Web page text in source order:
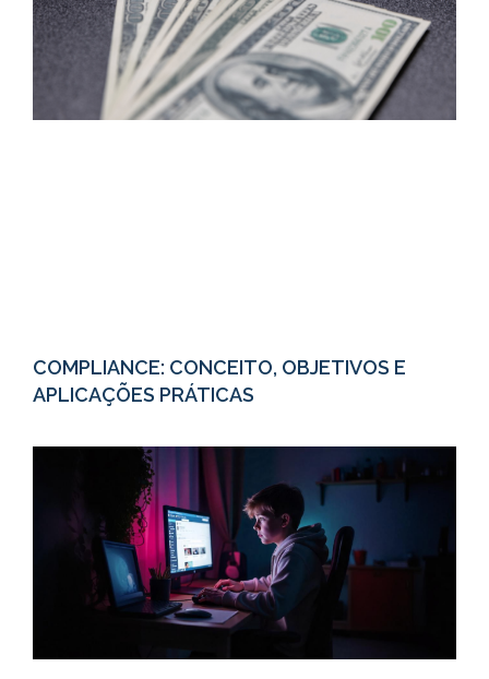
COMPLIANCE: CONCEITO, OBJETIVOS E
APLICAÇÕES PRÁTICAS